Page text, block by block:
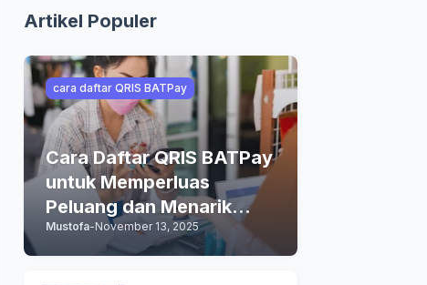
Artikel Populer
cara daftar QRIS BATPay
Cara Daftar QRIS BATPay
untuk Memperluas
Peluang dan Menarik
Lebih Banyak Pelanggan
Mustofa-November 13, 2025